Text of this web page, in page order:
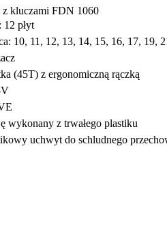
z kluczami FDN 1060
płyt
10, 11, 12, 13, 14, 15, 16, 17, 19,
(45T) z ergonomiczną rączką
V
wykonany z trwałego plastiku
uchwyt do schludnego